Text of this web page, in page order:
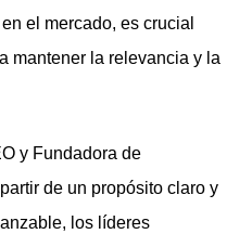
el mercado, es crucial
mantener la relevancia y la
y Fundadora de
de un propósito claro y
los líderes